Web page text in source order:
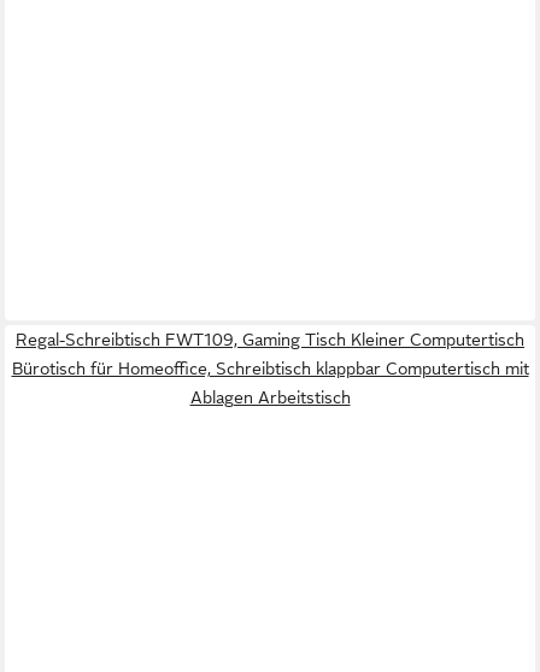
Regal-Schreibtisch FWT109, Gaming Tisch Kleiner Computertisch
Bürotisch für Homeoffice, Schreibtisch klappbar Computertisch mit
Ablagen Arbeitstisch